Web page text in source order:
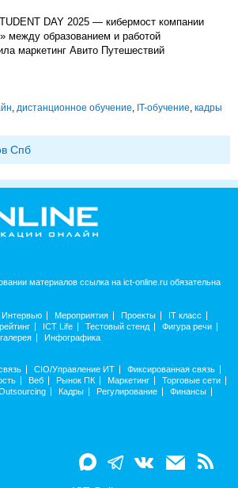
DAY 2025 — кибермост компании
между образованием и работой
маркетинг Авито Путешествий
, дистанционное обучение, IT-обучение, кадры
Спб
материалов ссылка на ict-online.ru обязательна
Интервью Мероприятия Проекты
IT класс
ICT Life Тестовый стенд
Фигура речи
Инфографика
CIO/Управление ИТ
Фиксированная связь
Веб Рынок ПК Маркетинг
Торговые сети
Кадры Регулирование
Финансы